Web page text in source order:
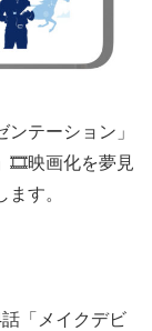
テーション」
🎞️映画化を夢見
ます。
「メイクデビ